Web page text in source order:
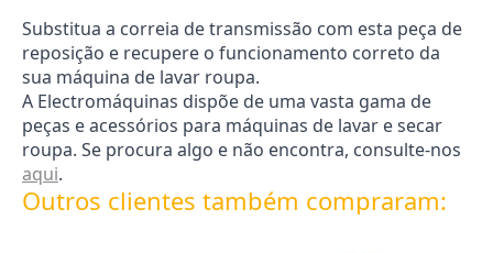
Substitua a correia de transmissão com esta peça de
reposição e recupere o funcionamento correto da
sua máquina de lavar roupa.
A Electromáquinas dispõe de uma vasta gama de
peças e acessórios para máquinas de lavar e secar
roupa. Se procura algo e não encontra, consulte-nos
aqui.
Outros clientes também compraram: